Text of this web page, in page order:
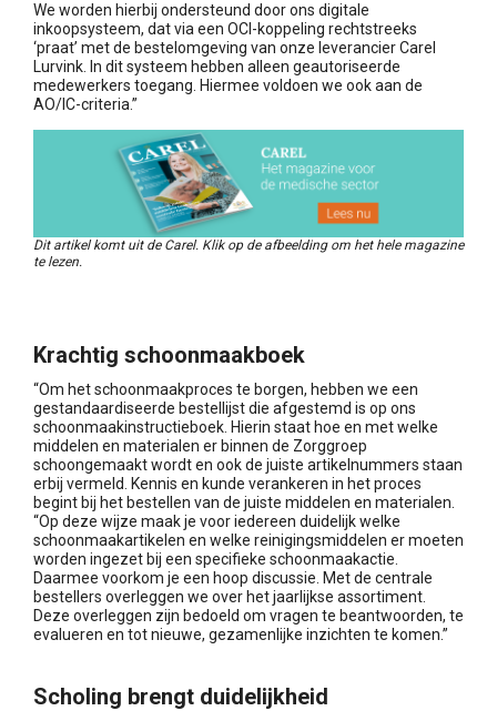
We worden hierbij ondersteund door ons digitale
inkoopsysteem, dat via een OCI-koppeling rechtstreeks
‘praat’ met de bestelomgeving van onze leverancier Carel
Lurvink. In dit systeem hebben alleen geautoriseerde
medewerkers toegang. Hiermee voldoen we ook aan de
AO/IC-criteria.”
Dit artikel komt uit de Carel. Klik op de afbeelding om het hele magazine
te lezen.
Krachtig schoonmaakboek
“Om het schoonmaakproces te borgen, hebben we een
gestandaardiseerde bestellijst die afgestemd is op ons
schoonmaakinstructieboek. Hierin staat hoe en met welke
middelen en materialen er binnen de Zorggroep
schoongemaakt wordt en ook de juiste artikelnummers staan
erbij vermeld. Kennis en kunde verankeren in het proces
begint bij het bestellen van de juiste middelen en materialen.
“Op deze wijze maak je voor iedereen duidelijk welke
schoonmaakartikelen en welke reinigingsmiddelen er moeten
worden ingezet bij een specifieke schoonmaakactie.
Daarmee voorkom je een hoop discussie. Met de centrale
bestellers overleggen we over het jaarlijkse assortiment.
Deze overleggen zijn bedoeld om vragen te beantwoorden, te
evalueren en tot nieuwe, gezamenlijke inzichten te komen.”
Scholing brengt duidelijkheid